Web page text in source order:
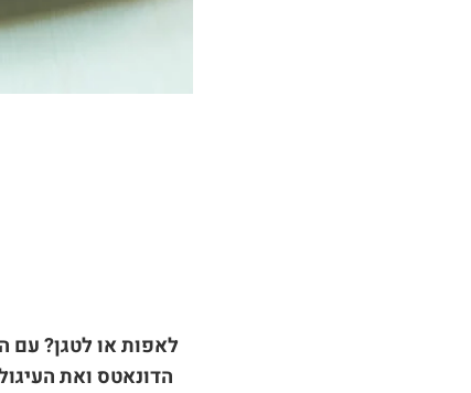
לאפות או לטגן? עם
הדונאטס ואת